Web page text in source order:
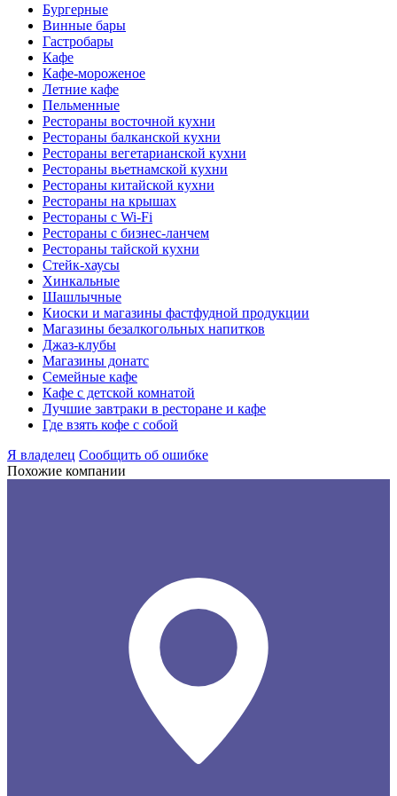
Бургерные
Винные бары
Гастробары
Кафе
Кафе-мороженое
Летние кафе
Пельменные
Рестораны восточной кухни
Рестораны балканской кухни
Рестораны вегетарианской кухни
Рестораны вьетнамской кухни
Рестораны китайской кухни
Рестораны на крышах
Рестораны с Wi-Fi
Рестораны с бизнес-ланчем
Рестораны тайской кухни
Стейк-хаусы
Хинкальные
Шашлычные
Киоски и магазины фастфудной продукции
Магазины безалкогольных напитков
Джаз-клубы
Магазины донатс
Семейные кафе
Кафе с детской комнатой
Лучшие завтраки в ресторане и кафе
Где взять кофе с собой
Я владелец Сообщить об ошибке
Похожие компании